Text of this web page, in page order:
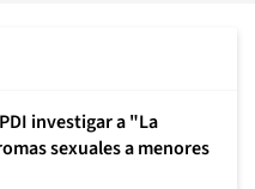
investigar a "La
sexuales a menores